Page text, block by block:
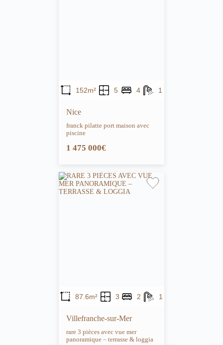
152m² 5 4 1
Nice
franck pilatte port maison avec
piscine
1 475 000€
87.6m² 3 2 1
Villefranche-sur-Mer
rare 3 pièces avec vue mer
panoramique – terrasse & loggia